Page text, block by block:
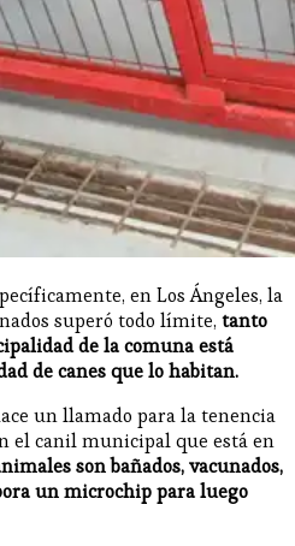
en Los Ángeles, la
superó todo límite, tanto
de la comuna está
de canes que lo habitan.
un llamado para la tenencia
el canil municipal que está en
son bañados, vacunados,
un microchip para luego